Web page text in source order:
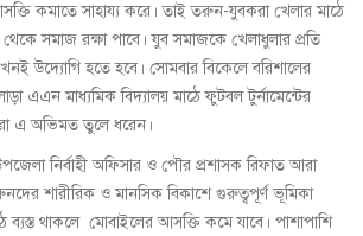
কমাতে সাহায্য করে। তাই তরুন-যুবকরা খেলার মাঠে
সমাজ রক্ষা পাবে। যুব সমাজকে খেলাধুলার প্রতি
উদ্যোগি হতে হবে। সোমবার বিকেলে বরিশালের
এএন মাধ্যমিক বিদ্যালয় মাঠে ফুটবল টুর্নামেন্টের
এ অভিমত তুলে ধরেন।
নির্বাহী অফিসার ও পৌর প্রশাসক রিফাত আরা
শারীরিক ও মানসিক বিকাশে গুরুত্বপূর্ণ ভূমিকা
ব্যস্ত থাকলে মোবাইলের আসক্তি কমে যাবে। পাশাপাশি